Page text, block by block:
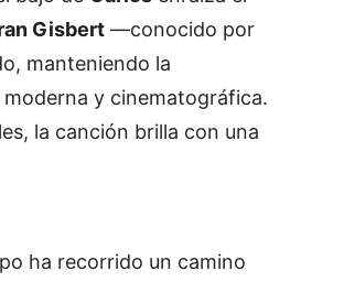
Gisbert —conocido por
manteniendo la
y cinematográfica.
la canción brilla con una
ha recorrido un camino